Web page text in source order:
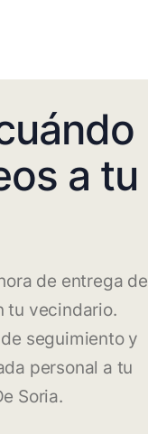
a tu
de entrega de
tu vecindario.
seguimiento y
personal a tu
Soria.